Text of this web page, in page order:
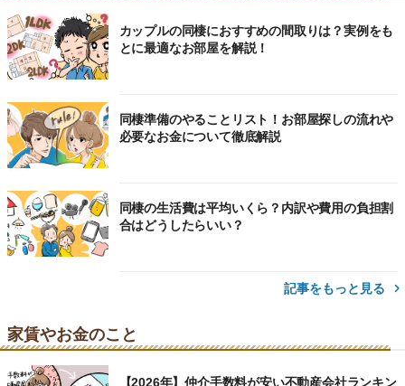
カップルの同棲におすすめの間取りは？実例をも
とに最適なお部屋を解説！
同棲準備のやることリスト！お部屋探しの流れや
必要なお金について徹底解説
同棲の生活費は平均いくら？内訳や費用の負担割
合はどうしたらいい？
記事をもっと見る
家賃やお金のこと
【2026年】仲介手数料が安い不動産会社ランキン